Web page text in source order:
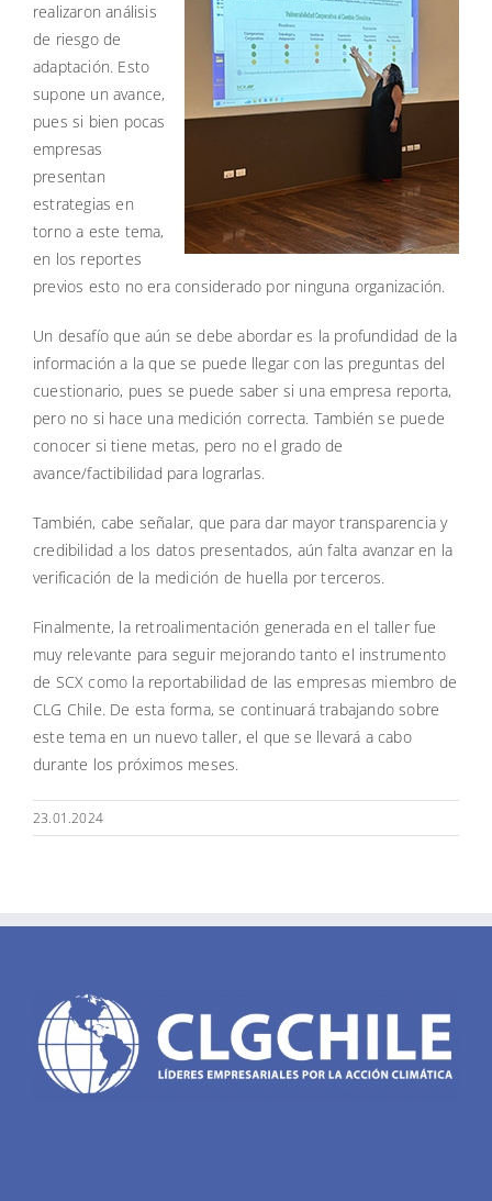
realizaron análisis
de riesgo de
adaptación. Esto
supone un avance,
pues si bien pocas
empresas
presentan
estrategias en
torno a este tema,
en los reportes
previos esto no era considerado por ninguna organización.
Un desafío que aún se debe abordar es la profundidad de la
información a la que se puede llegar con las preguntas del
cuestionario, pues se puede saber si una empresa reporta,
pero no si hace una medición correcta. También se puede
conocer si tiene metas, pero no el grado de
avance/factibilidad para lograrlas.
También, cabe señalar, que para dar mayor transparencia y
credibilidad a los datos presentados, aún falta avanzar en la
verificación de la medición de huella por terceros.
Finalmente, la retroalimentación generada en el taller fue
muy relevante para seguir mejorando tanto el instrumento
de SCX como la reportabilidad de las empresas miembro de
CLG Chile. De esta forma, se continuará trabajando sobre
este tema en un nuevo taller, el que se llevará a cabo
durante los próximos meses.
23.01.2024